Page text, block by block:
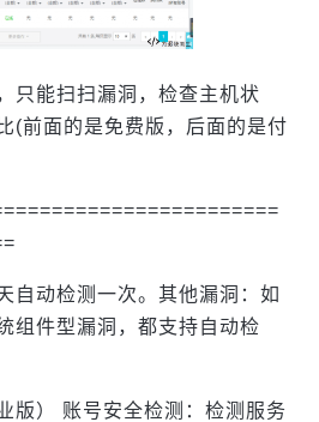
只能扫扫漏洞，检查主机状
(前面的是免费版，后面的是付
自动检测一次。其他漏洞：如
组件型漏洞，都支持自动检
版） 账号安全检测：检测服务